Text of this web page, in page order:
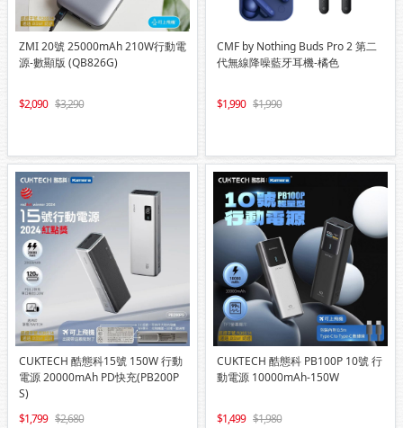
ZMI 20號 25000mAh 210W行動電
源-數顯版 (QB826G)
2,090 3,290
CMF by Nothing Buds Pro 2 第二
代無線降噪藍牙耳機-橘色
1,990 1,990
CUKTECH 酷態科15號 150W 行動
電源 20000mAh PD快充(PB200P
S)
1,799
2,680
CUKTECH 酷態科 PB100P 10號 行
動電源 10000mAh-150W
1,499 1,980